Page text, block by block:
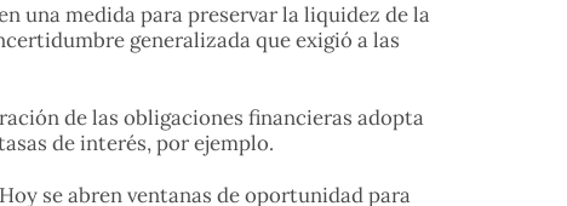
una medida para preservar la liquidez de la
generalizada que exigió a las
de las obligaciones financieras adopta
de interés, por ejemplo.
se abren ventanas de oportunidad para